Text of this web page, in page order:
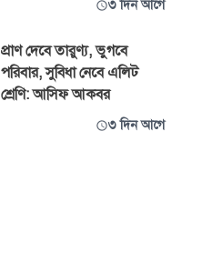
৩ দিন আগে
প্রাণ দেবে তারুণ্য, ভুগবে
পরিবার, সুবিধা নেবে এলিট
শ্রেণি: আসিফ আকবর
৩ দিন আগে